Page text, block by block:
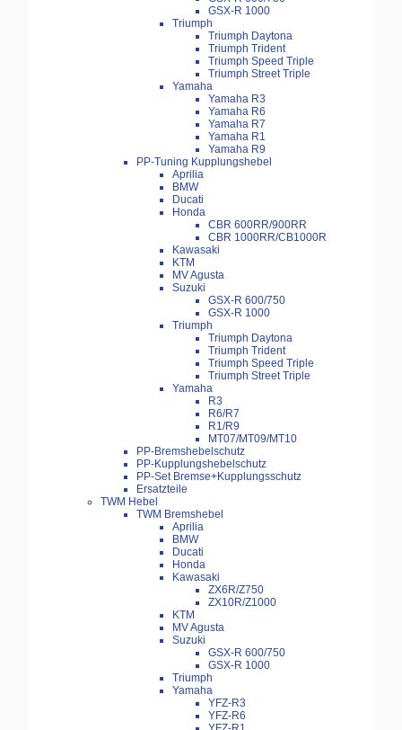
GSX-R 1000
Triumph
Triumph Daytona
Triumph Trident
Triumph Speed Triple
Triumph Street Triple
Yamaha
Yamaha R3
Yamaha R6
Yamaha R7
Yamaha R1
Yamaha R9
PP-Tuning Kupplungshebel
Aprilia
BMW
Ducati
Honda
CBR 600RR/900RR
CBR 1000RR/CB1000R
Kawasaki
KTM
MV Agusta
Suzuki
GSX-R 600/750
GSX-R 1000
Triumph
Triumph Daytona
Triumph Trident
Triumph Speed Triple
Triumph Street Triple
Yamaha
R3
R6/R7
R1/R9
MT07/MT09/MT10
PP-Bremshebelschutz
PP-Kupplungshebelschutz
PP-Set Bremse+Kupplungsschutz
Ersatzteile
TWM Hebel
TWM Bremshebel
Aprilia
BMW
Ducati
Honda
Kawasaki
ZX6R/Z750
ZX10R/Z1000
KTM
MV Agusta
Suzuki
GSX-R 600/750
GSX-R 1000
Triumph
Yamaha
YFZ-R3
YFZ-R6